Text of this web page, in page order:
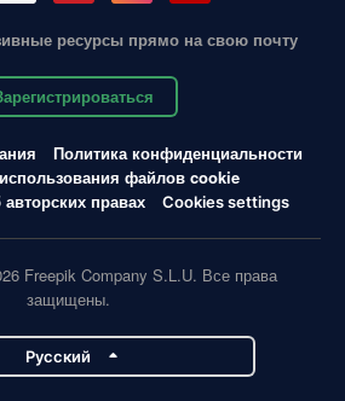
ресурсы прямо на свою почту
Политика конфиденциальности
файлов cookie
правах
Cookies settings
Freepik Company S.L.U. Все права
защищены.
Pусский